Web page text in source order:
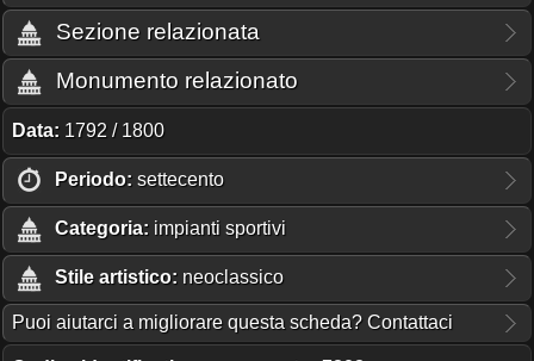
Sezione relazionata
Monumento relazionato
Data: 1792 / 1800
Periodo: settecento
Categoria: impianti sportivi
Stile artistico: neoclassico
Puoi aiutarci a migliorare questa scheda? Contattaci